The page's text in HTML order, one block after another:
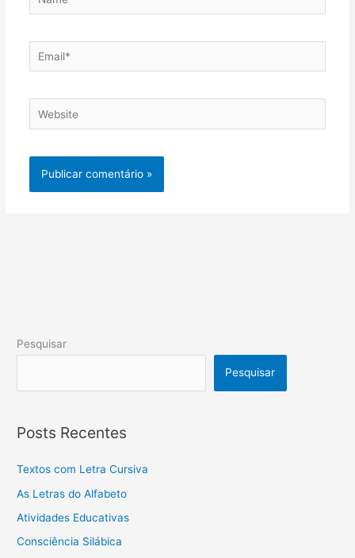
Email*
Website
Pesquisar
Pesquisar
Posts Recentes
Textos com Letra Cursiva
As Letras do Alfabeto
Atividades Educativas
Consciência Silábica